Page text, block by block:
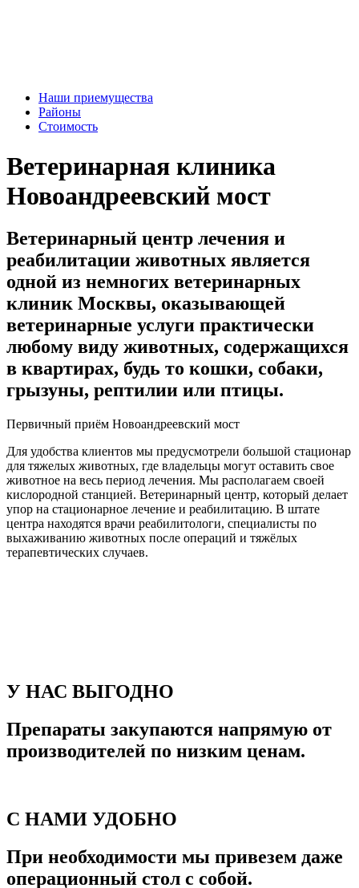
Наши приемущества
Районы
Стоимость
Ветеринарная клиника
Новоандреевский мост
Ветеринарный центр лечения и
реабилитации животных является
одной из немногих ветеринарных
клиник Москвы, оказывающей
ветеринарные услуги практически
любому виду животных, содержащихся
в квартирах, будь то кошки, собаки,
грызуны, рептилии или птицы.
Первичный приём Новоандреевский мост
Для удобства клиентов мы предусмотрели большой стационар
для тяжелых животных, где владельцы могут оставить свое
животное на весь период лечения. Мы располагаем своей
кислородной станцией. Ветеринарный центр, который делает
упор на стационарное лечение и реабилитацию. В штате
центра находятся врачи реабилитологи, специалисты по
выхаживанию животных после операций и тяжёлых
терапевтических случаев.
У НАС ВЫГОДНО
Препараты закупаются напрямую от
производителей по низким ценам.
С НАМИ УДОБНО
При необходимости мы привезем даже
операционный стол с собой.